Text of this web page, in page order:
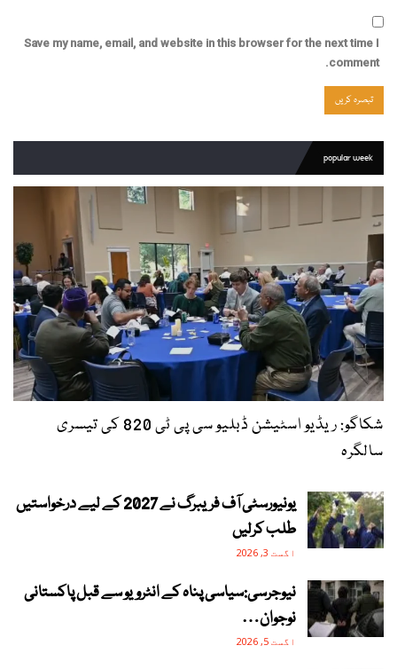
Save my name, email, and website in this browser for the next time I
comment.
popular week
شکاگو: ریڈیو اسٹیشن ڈبلیو سی پی ٹی 820 کی تیسری
سالگرہ
یونیورسٹی آف فریبرگ نے 2027 کے لیے درخواستیں
طلب کرلیں
اگست 3, 2026
نیوجرسی:سیاسی پناہ کے انٹرویو سے قبل پاکستانی
نوجوان…
اگست 5, 2026